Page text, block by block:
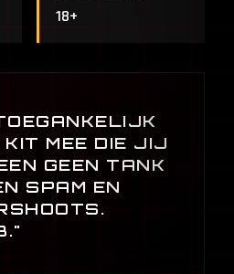
18+
KIT MEE DIE JIJ
GEEN TANK
SPAM EN